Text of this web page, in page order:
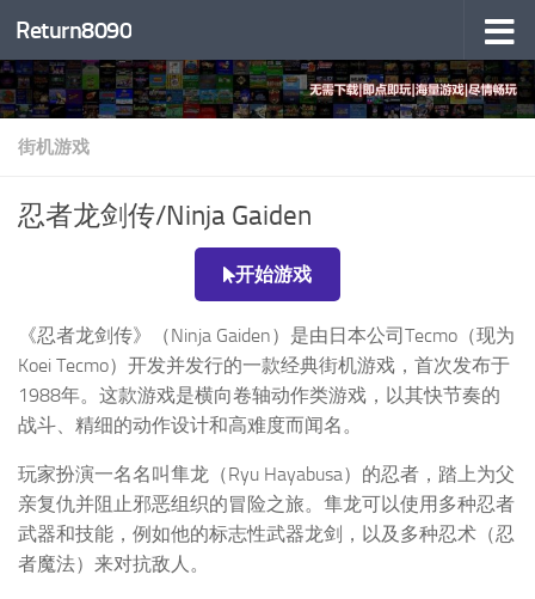
跳至内容
Return8090
街机游戏
忍者龙剑传/Ninja Gaiden
开始游戏
《忍者龙剑传》（Ninja Gaiden）是由日本公司Tecmo（现为
Koei Tecmo）开发并发行的一款经典街机游戏，首次发布于
1988年。这款游戏是横向卷轴动作类游戏，以其快节奏的
战斗、精细的动作设计和高难度而闻名。
玩家扮演一名名叫隼龙（Ryu Hayabusa）的忍者，踏上为父
亲复仇并阻止邪恶组织的冒险之旅。隼龙可以使用多种忍者
武器和技能，例如他的标志性武器龙剑，以及多种忍术（忍
者魔法）来对抗敌人。